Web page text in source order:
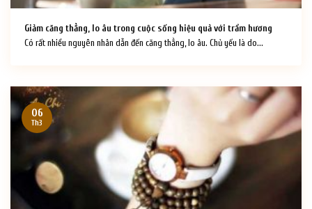
Giảm căng thẳng, lo âu trong cuộc sống hiệu quả với trầm hương
Có rất nhiều nguyên nhân dẫn đến căng thẳng, lo âu. Chủ yếu là do...
06
Th3